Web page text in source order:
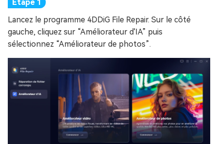
Lancez le programme 4DDiG File Repair. Sur le côté
gauche, cliquez sur “Améliorateur d'IA” puis
sélectionnez “Améliorateur de photos”.